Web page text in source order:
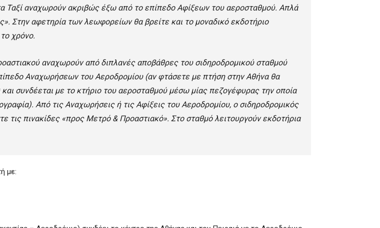
Ταξί αναχωρούν ακριβώς έξω από το επίπεδο Αφίξεων του αεροσταθμού. Απλά
Στην αφετηρία των λεωφορείων θα βρείτε και το μοναδικό εκδοτήριο
χρόνο.
αναχωρούν από διπλανές αποβάθρες του σιδηροδρομικού σταθμού
Αναχωρήσεων του Αεροδρομίου (αν φτάσετε με πτήση στην Αθήνα θα
συνδέεται με το κτήριο του αεροσταθμού μέσω μίας πεζογέφυρας την οποία
Από τις Αναχωρήσεις ή τις Αφίξεις του Αεροδρομίου, ο σιδηροδρομικός
πινακίδες «προς Μετρό & Προαστιακό». Στο σταθμό λειτουργούν εκδοτήρια
με: